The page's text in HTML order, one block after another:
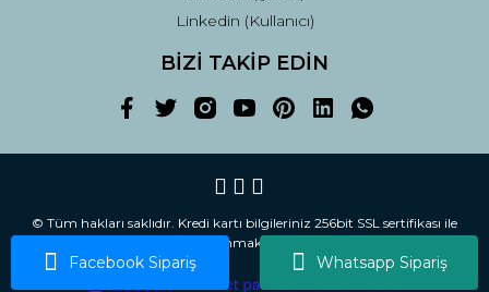
Whatsapp Sipariş
Facebook Sipariş
Linkedin (Kullanıcı)
BİZİ TAKİP EDİN
© Tüm hakları saklıdır. Kredi kartı bilgileriniz 256bit SSL sertifikası ile
korunmaktadır.